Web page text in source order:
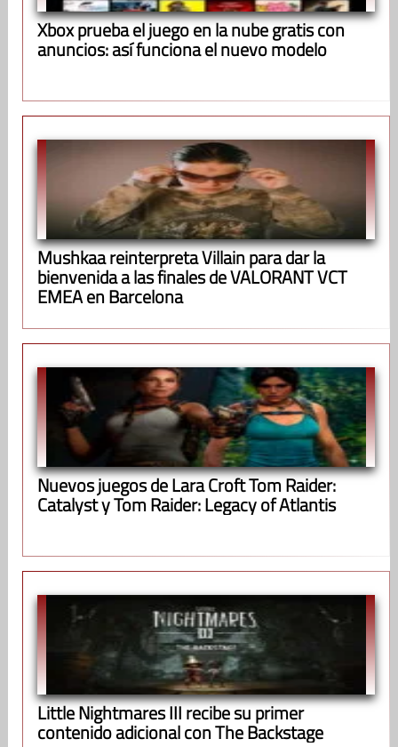
Xbox prueba el juego en la nube gratis con
anuncios: así funciona el nuevo modelo
Mushkaa reinterpreta Villain para dar la
bienvenida a las finales de VALORANT VCT
EMEA en Barcelona
Nuevos juegos de Lara Croft Tom Raider:
Catalyst y Tom Raider: Legacy of Atlantis
Little Nightmares III recibe su primer
contenido adicional con The Backstage